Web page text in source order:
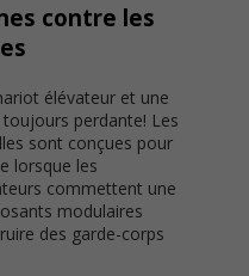
contre les
élévateur et une
perdante! Les
sont conçues pour
lorsque les
commettent une
modulaires
des garde-corps